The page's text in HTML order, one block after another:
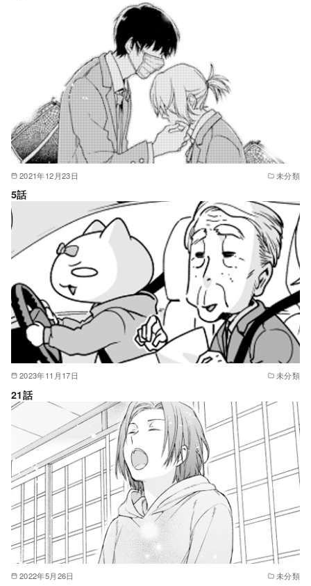
2021年12月23日 未分類
5話
2023年11月17日 未分類
21話
2022年5月26日 未分類